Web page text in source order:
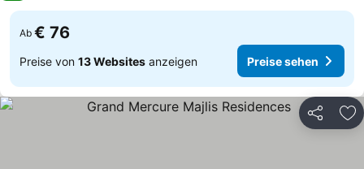
Ab € 76
Preise von 13 Websites anzeigen Preise sehen
Teilen